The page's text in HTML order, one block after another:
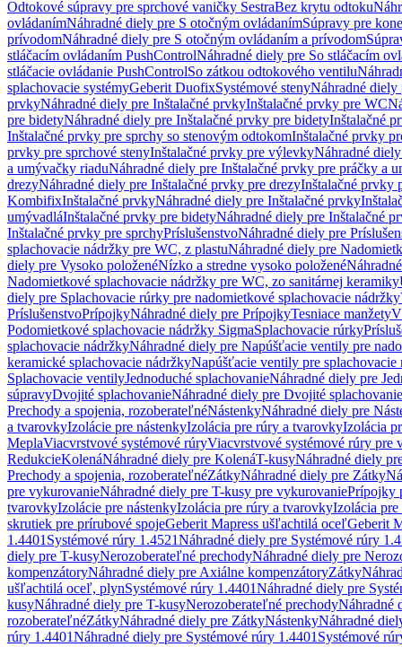
Odtokové súpravy pre sprchové vaničky SestraBez krytu odtoku
ovládanímNáhradné diely pre S otočným ovládanímSúpravy pre
prívodomNáhradné diely pre S otočným ovládaním a prívodom
stláčacím ovládaním PushControlNáhradné diely pre So stláčacím
stláčacie ovládanie PushControlSo zátkou odtokového ventilu
splachovacie systémyGeberit DuofixSystémové stenyNáhradné diely
prvkyNáhradné diely pre Inštalačné prvkyInštalačné prvky pre WC
pre bidetyNáhradné diely pre Inštalačné prvky pre bidetyInštalačné
Inštalačné prvky pre sprchy so stenovým odtokomInštalačné prvky
prvky pre sprchové stenyInštalačné prvky pre výlevkyNáhradné
a umývačky riaduNáhradné diely pre Inštalačné prvky pre práčky a
drezyNáhradné diely pre Inštalačné prvky pre drezyInštalačné prvky
KombifixInštalačné prvkyNáhradné diely pre Inštalačné prvky
umývadláInštalačné prvky pre bidetyNáhradné diely pre Inštalačné
Inštalačné prvky pre sprchyPríslušenstvoNáhradné diely pre
splachovacie nádržky pre WC, z plastuNáhradné diely pre
diely pre Vysoko položenéNízko a stredne vysoko položené
Nadomietkové splachovacie nádržky pre WC, zo sanitárnej keramiky
diely pre Splachovacie rúrky pre nadomietkové splachovacie nádržky
PríslušenstvoPrípojkyNáhradné diely pre PrípojkyTesniace manžety
Podomietkové splachovacie nádržky SigmaSplachovacie rúrky
splachovacie nádržkyNáhradné diely pre Napúšťacie ventily pre
keramické splachovacie nádržkyNapúšťacie ventily pre splachovacie
Splachovacie ventilyJednoduché splachovanieNáhradné diely pre
súpravyDvojité splachovanieNáhradné diely pre Dvojité splachovanie
Prechody a spojenia, rozoberateľnéNástenkyNáhradné diely pre
a tvarovkyIzolácie pre nástenkyIzolácia pre rúry a tvarovkyIzolácia
MeplaViacvrstvové systémové rúryViacvrstvové systémové rúry pre
RedukcieKolenáNáhradné diely pre KolenáT-kusyNáhradné diely
Prechody a spojenia, rozoberateľnéZátkyNáhradné diely pre Zátky
pre vykurovanieNáhradné diely pre T-kusy pre vykurovaniePrípojky
tvarovkyIzolácie pre nástenkyIzolácia pre rúry a tvarovkyIzolácia pre
skrutiek pre prírubové spojeGeberit Mapress ušľachtilá oceľGeberit
1.4401 Systémové rúry 1.4521Náhradné diely pre Systémové rúry
diely pre T-kusyNerozoberateľné prechodyNáhradné diely pre
kompenzátoryNáhradné diely pre Axiálne kompenzátoryZátky
ušľachtilá oceľ, plynSystémové rúry 1.4401Náhradné diely pre
kusyNáhradné diely pre T-kusyNerozoberateľné prechodyNáhradné
rozoberateľnéZátkyNáhradné diely pre ZátkyNástenkyNáhradné
rúry 1.4401Náhradné diely pre Systémové rúry 1.4401 Systémové